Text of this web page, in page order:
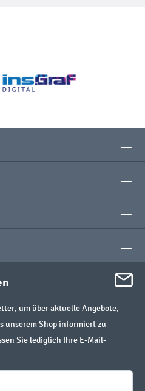
um über aktuelle Angebote,
unserem Shop informiert zu
Sie lediglich Ihre E-Mail-